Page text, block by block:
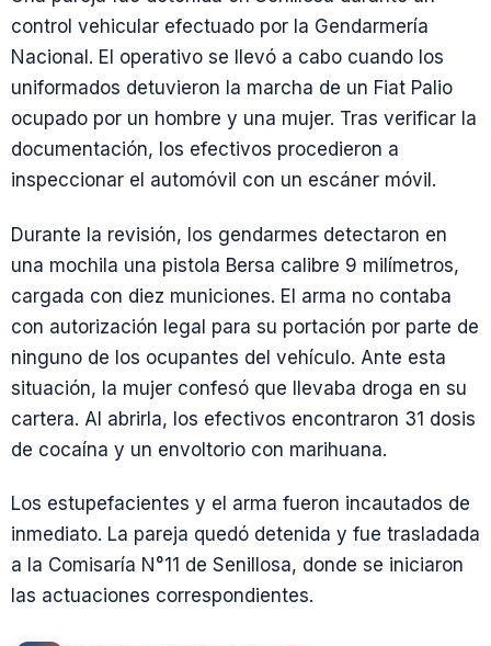
control vehicular efectuado por la Gendarmería
Nacional. El operativo se llevó a cabo cuando los
uniformados detuvieron la marcha de un Fiat Palio
ocupado por un hombre y una mujer. Tras verificar la
documentación, los efectivos procedieron a
inspeccionar el automóvil con un escáner móvil.
Durante la revisión, los gendarmes detectaron en
una mochila una pistola Bersa calibre 9 milímetros,
cargada con diez municiones. El arma no contaba
con autorización legal para su portación por parte de
ninguno de los ocupantes del vehículo. Ante esta
situación, la mujer confesó que llevaba droga en su
cartera. Al abrirla, los efectivos encontraron 31 dosis
de cocaína y un envoltorio con marihuana.
Los estupefacientes y el arma fueron incautados de
inmediato. La pareja quedó detenida y fue trasladada
a la Comisaría N°11 de Senillosa, donde se iniciaron
las actuaciones correspondientes.